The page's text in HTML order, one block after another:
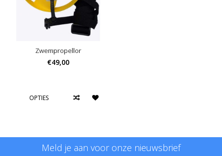
Zwempropellor
€49,00
OPTIES
Meld je aan voor onze nieuwsbrief